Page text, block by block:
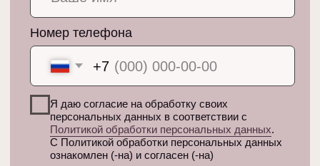
Меню
Процедуры
Адрес
Санкт-Петербург, м.